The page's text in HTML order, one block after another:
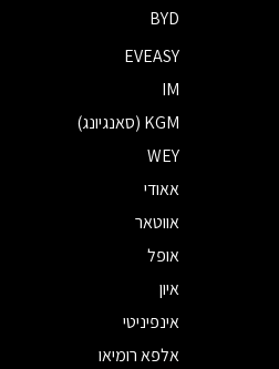
BYD
EVEASY
IM
KGM (סאנגיונג)
WEY
אאודי
אווטאר
אופל
איון
אינפיניטי
אלפא רומיאו